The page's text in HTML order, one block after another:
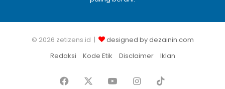
© 2026 zetizens.id |
designed by dezainin.com
Redaksi
Kode Etik Disclaimer Iklan
Facebook YouTubeInstagram